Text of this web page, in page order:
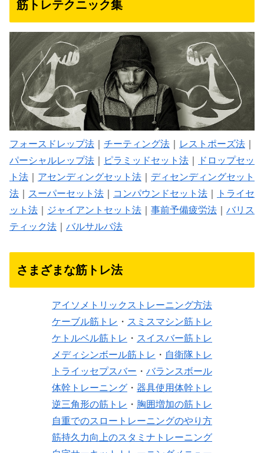
筋トレテクニック集
フォースドレップ法 チーティング法 レストポーズ法
パーシャルレップ法
ピラミッドセット法
ドロップセッ
ト法
アセンディングセット法
ディセンディングセット
法
スーパーセット法 コンパウンドセット法
トライセ
ット法
ジャイアントセット法 事前予備疲労法
バリス
ティック法
バルサルバ法
さまざまな筋トレ法
アイソメトリックストレーニング方法
ケーブル筋トレ ・ スミスマシン筋トレ
ケトルベル筋トレ ・ スイスバー筋トレ
メディシンボール筋トレ ・ 自衛隊トレ
トライッセプスバー ・ バランスボール
体幹トレーニング ・ 器具使用体幹トレ
逆三角形の筋トレ ・ 胸囲増加の筋トレ
自重でのスロートレーニングのやり方
筋持久力向上のスタミナトレーニング